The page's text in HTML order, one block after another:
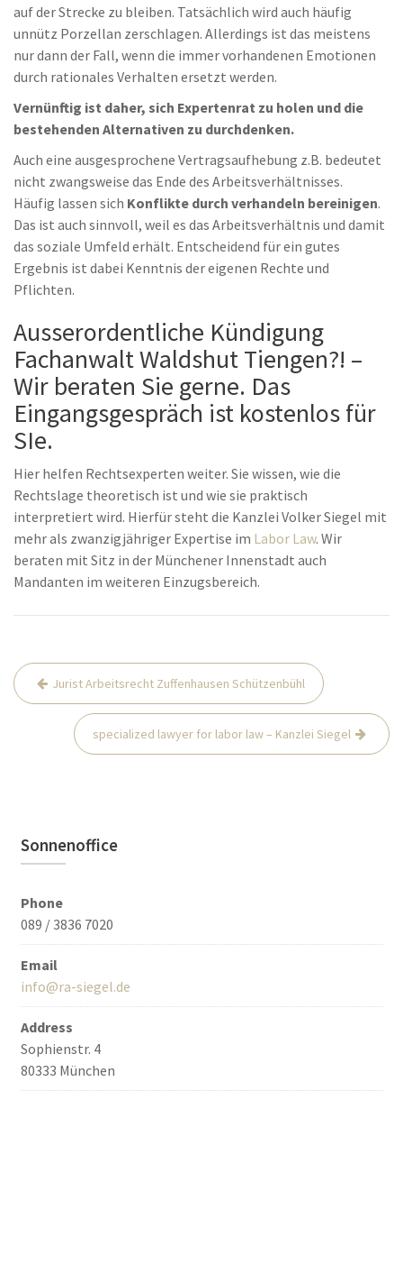
auf der Strecke zu bleiben. Tatsächlich wird auch häufig
unnütz Porzellan zerschlagen. Allerdings ist das meistens
nur dann der Fall, wenn die immer vorhandenen Emotionen
durch rationales Verhalten ersetzt werden.
Vernünftig ist daher, sich Expertenrat zu holen und die
bestehenden Alternativen zu durchdenken.
Auch eine ausgesprochene Vertragsaufhebung z.B. bedeutet
nicht zwangsweise das Ende des Arbeitsverhältnisses.
Häufig lassen sich Konflikte durch verhandeln bereinigen.
Das ist auch sinnvoll, weil es das Arbeitsverhältnis und damit
das soziale Umfeld erhält. Entscheidend für ein gutes
Ergebnis ist dabei Kenntnis der eigenen Rechte und
Pflichten.
Ausserordentliche Kündigung
Fachanwalt Waldshut Tiengen?! –
Wir beraten Sie gerne. Das
Eingangsgespräch ist kostenlos für
SIe.
Hier helfen Rechtsexperten weiter. Sie wissen, wie die
Rechtslage theoretisch ist und wie sie praktisch
interpretiert wird. Hierfür steht die Kanzlei Volker Siegel mit
mehr als zwanzigjähriger Expertise im Labor Law. Wir
beraten mit Sitz in der Münchener Innenstadt auch
Mandanten im weiteren Einzugsbereich.
Post
navigation
Jurist Arbeitsrecht Zuffenhausen Schützenbühl
specialized lawyer for labor law – Kanzlei Siegel
Sonnenoffice
Phone
089 / 3836 7020
Email
info@ra-siegel.de
Address
Sophienstr. 4
80333 München